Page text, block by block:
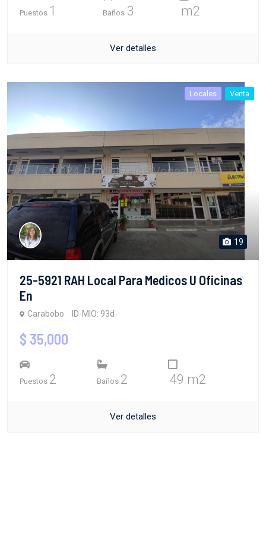
Puestos 1 Baños 3 m2
Ver detalles
Locales Venta
19
25-5921 RAH Local Para Medicos U Oficinas
En
Carabobo ID-MIO: 93d
$ 35,000
Puestos 2 Baños 2 49 m2
Ver detalles